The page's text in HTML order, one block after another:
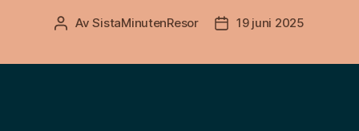
Inläggsförfattare
AvSistaMinutenResor Inläggsdatum
19 juni 2025